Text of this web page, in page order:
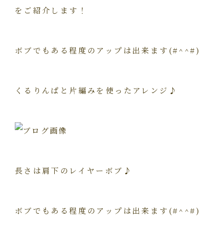
をご紹介します！
ボブでもある程度のアップは出来ます(#^^#)
くるりんぱと片編みを使ったアレンジ♪
長さは肩下のレイヤーボブ♪
ボブでもある程度のアップは出来ます(#^^#)